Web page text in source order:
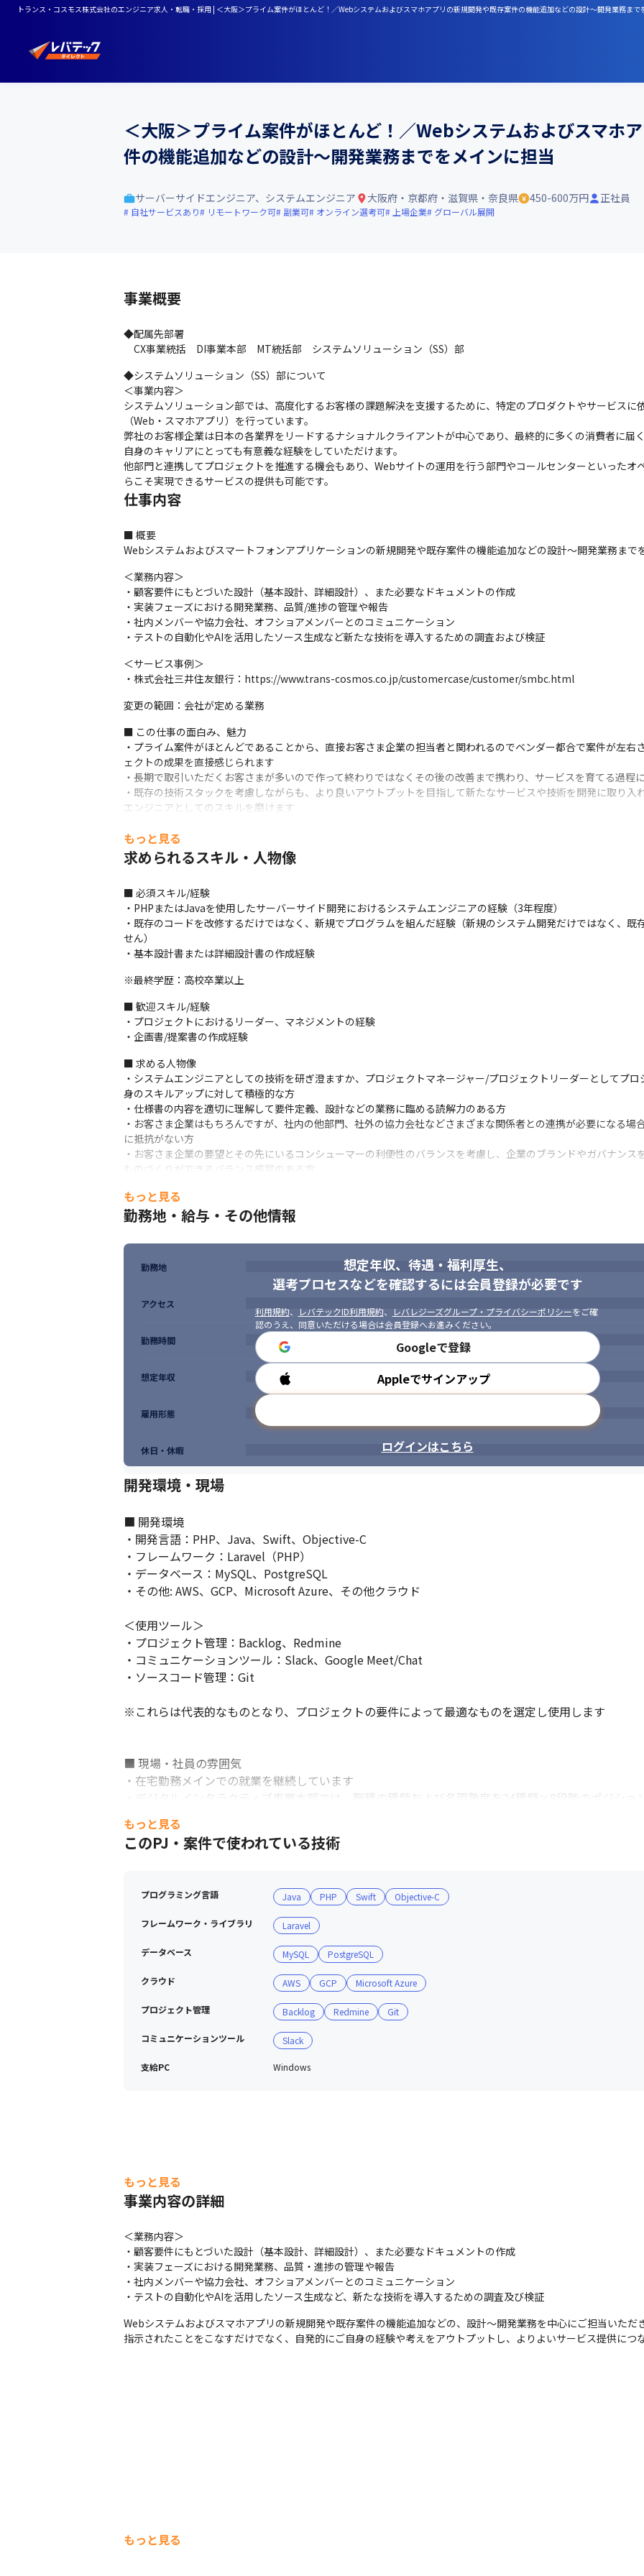
トランス・コスモス株式会社のエンジニア求人・転職・採用 | ＜大阪＞プライム案件がほとんど！／Webシステムおよびスマホアプリの新規開発や既存案件の機能追加などの設計～開発業務まで
＜大阪＞プライム案件がほとんど！／Webシステムおよびスマホ
件の機能追加などの設計～開発業務までをメインに担当
サーバーサイドエンジニア、システムエンジニア 大阪府・京都府・滋賀県・奈良県 450-600万円 正社員
自社サービスあり リモートワーク可 副業可 オンライン選考可 上場企業 グローバル展開
事業概要
◆配属先部署
CX事業統括　DI事業本部　MT統括部　システムソリューション（SS）部
◆システムソリューション（SS）部について
＜事業内容＞
システムソリューション部では、高度化するお客様の課題解決を支援するために、特定のプロダクトやサービスに
（Web・スマホアプリ）を行っています。
弊社のお客様企業は日本の各業界をリードするナショナルクライアントが中心であり、最終的に多くの消費者に届
自身のキャリアにとっても有意義な経験をしていただけます。
他部門と連携してプロジェクトを推進する機会もあり、Webサイトの運用を行う部門やコールセンターといったオ
らこそ実現できるサービスの提供も可能です。
仕事内容
■ 概要
Webシステムおよびスマートフォンアプリケーションの新規開発や既存案件の機能追加などの設計～開発業務まで
＜業務内容＞
・顧客要件にもとづいた設計（基本設計、詳細設計）、また必要なドキュメントの作成
・実装フェーズにおける開発業務、品質/進捗の管理や報告
・社内メンバーや協力会社、オフショアメンバーとのコミュニケーション
・テストの自動化やAIを活用したソース生成など新たな技術を導入するための調査および検証
＜サービス事例＞
・株式会社三井住友銀行：https://www.trans-cosmos.co.jp/customercase/customer/smbc.html
変更の範囲：会社が定める業務
■ この仕事の面白み、魅力
・プライム案件がほとんどであることから、直接お客さま企業の担当者と関われるのでベンダー都合で案件が左右
ェクトの成果を直接感じられます
・長期で取引いただくお客さまが多いので作って終わりではなくその後の改善まで携わり、サービスを育てる過程
・既存の技術スタックを考慮しながらも、より良いアウトプットを目指して新たなサービスや技術を開発に取り入
エンジニアとしてのスキルを磨けます
びスキルを身につける機会があります
もっと見る
求められるスキル・人物像
■ 必須スキル/経験
・PHPまたはJavaを使用したサーバーサイド開発におけるシステムエンジニアの経験（3年程度）
・既存のコードを改修するだけではなく、新規でプログラムを組んだ経験（新規のシステム開発だけではなく、既
せん）
・基本設計書または詳細設計書の作成経験
※最終学歴：高校卒業以上
■ 歓迎スキル/経験
・プロジェクトにおけるリーダー、マネジメントの経験
・企画書/提案書の作成経験
■ 求める人物像
・システムエンジニアとしての技術を研ぎ澄ますか、プロジェクトマネージャー/プロジェクトリーダーとしてプ
身のスキルアップに対して積極的な方
・仕様書の内容を適切に理解して要件定義、設計などの業務に臨める読解力のある方
・お客さま企業はもちろんですが、社内の他部門、社外の協力会社などさまざまな関係者との連携が必要になる場
に抵抗がない方
・お客さま企業の要望とその先にいるコンシューマーの利便性のバランスを考慮し、企業のブランドやガバナンス
ものづくりができるバランス感覚のある方
ない方
もっと見る
勤務地・給与・その他情報
想定年収、待遇・福利厚生、
選考プロセスなどを確認するには会員登録が必要です
利用規約、 レバテックID利用規約、 レバレジーズグループ・プライバシーポリシーをご確
認のうえ、同意いただける場合は会員登録へお進みください。
Googleで登録
Appleでサインアップ
ログインはこちら
勤務地
アクセス
勤務時間
想定年収
雇用形態
休日・休暇
開発環境・現場
■ 開発環境
・開発言語：PHP、Java、Swift、Objective-C
・フレームワーク：Laravel（PHP）
・データベース：MySQL、PostgreSQL
・その他: AWS、GCP、Microsoft Azure、その他クラウド
＜使用ツール＞
・プロジェクト管理：Backlog、Redmine
・コミュニケーションツール：Slack、Google Meet/Chat
・ソースコード管理：Git
※これらは代表的なものとなり、プロジェクトの要件によって最適なものを選定し使用します
■ 現場・社員の雰囲気
・在宅勤務メインでの就業を継続しています
・デジタルインタラクティブ事業本部では、職種の種類および各習熟度を24種類×8段階のポジショ
プ）、次のステップに進むためには何をすれば良いのかが分かりやすくなると同時に、年功序列では
うな制度を設けています
・OKRを設定し毎月1on1を行うことで、進捗を定期的に追いながら評価に変える本部独自の取り組み
を起こしています（ポジションマップやOKRの設定といった取り組みは、この調査を通して実現/導
もっと見る
このPJ・案件で使われている技術
プログラミング言語 Java PHP Swift Objective-C
フレームワーク・ライブラリ Laravel
データベース MySQL PostgreSQL
クラウド AWS GCP Microsoft Azure
プロジェクト管理 Backlog Redmine Git
コミュニケーションツール Slack
支給PC Windows
もっと見る
事業内容の詳細
＜業務内容＞
・顧客要件にもとづいた設計（基本設計、詳細設計）、また必要なドキュメントの作成
・実装フェーズにおける開発業務、品質・進捗の管理や報告
・社内メンバーや協力会社、オフショアメンバーとのコミュニケーション
・テストの自動化やAIを活用したソース生成など、新たな技術を導入するための調査及び検証
Webシステムおよびスマホアプリの新規開発や既存案件の機能追加などの、設計～開発業務を中心にご担当いただき
指示されたことをこなすだけでなく、自発的にご自身の経験や考えをアウトプットし、よりよいサービス提供につ
もっと見る